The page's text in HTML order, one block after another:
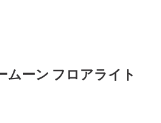
ムーン フロアライト